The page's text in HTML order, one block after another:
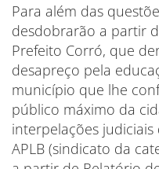
Para além das
desdobrarão a partir
Prefeito Corró, que
desapreço pela
município que lhe
público máximo da
interpelações
APLB (sindicato da